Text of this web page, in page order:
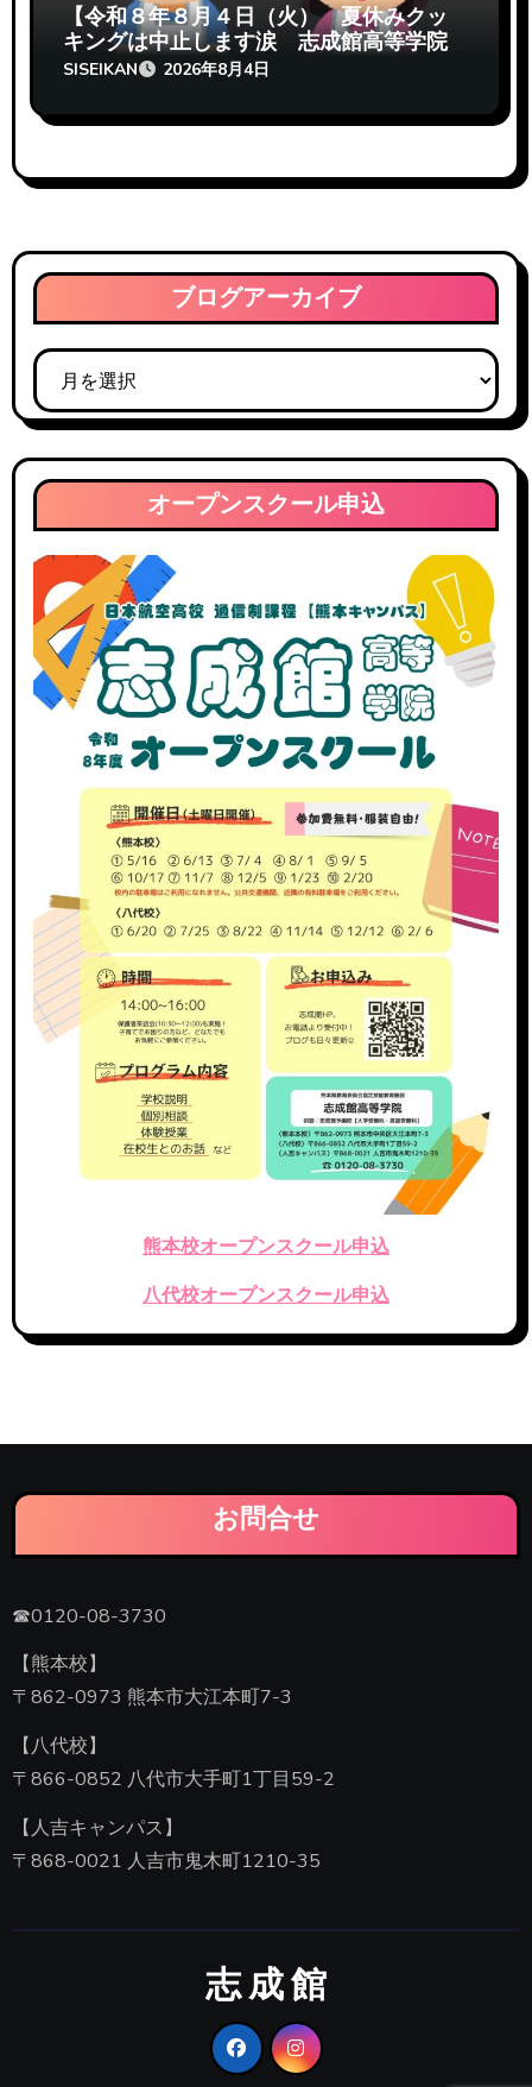
【令和８年８月４日（火） 夏休みクッ
キングは中止します涙 志成館高等学院
熊本校】
SISEIKAN 2026年8月4日
ブログアーカイブ
ブ
ロ
グ
ア
ー
カ
イ
ブ
オープンスクール申込
熊本校オープンスクール申込
八代校オープンスクール申込
お問合せ
☎0120-08-3730
【熊本校】
〒862-0973 熊本市大江本町7-3
【八代校】
〒866-0852 八代市大手町1丁目59-2
【人吉キャンパス】
〒868-0021 人吉市鬼木町1210-35
志 成 館